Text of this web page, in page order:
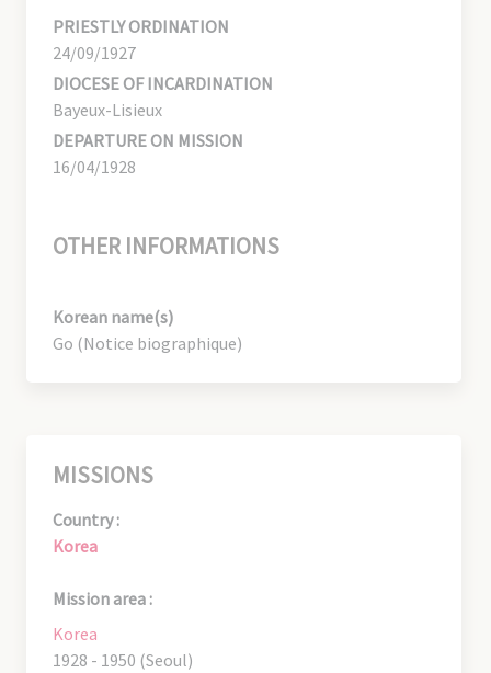
PRIESTLY ORDINATION
24/09/1927
DIOCESE OF INCARDINATION
Bayeux-Lisieux
DEPARTURE ON MISSION
16/04/1928
OTHER INFORMATIONS
Korean name(s)
Go (Notice biographique)
MISSIONS
Country :
Korea
Mission area :
Korea
1928 - 1950 (Seoul)